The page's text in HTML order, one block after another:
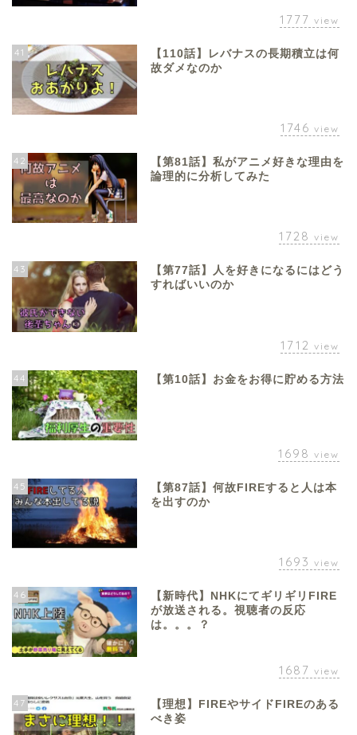
1777 view
41
【110話】レバナスの長期積立は何
故ダメなのか
1746 view
42
【第81話】私がアニメ好きな理由を
論理的に分析してみた
1728 view
43
【第77話】人を好きになるにはどう
すればいいのか
1712 view
44 【第10話】お金をお得に貯める方法
1698 view
45
【第87話】何故FIREすると人は本
を出すのか
1693 view
46
【新時代】NHKにてギリギリFIRE
が放送される。視聴者の反応
は。。。？
1687 view
47
【理想】FIREやサイドFIREのある
べき姿